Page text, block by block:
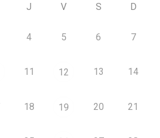
J V S D
4 5 6 7
11 12 13 14
18 19 20 21